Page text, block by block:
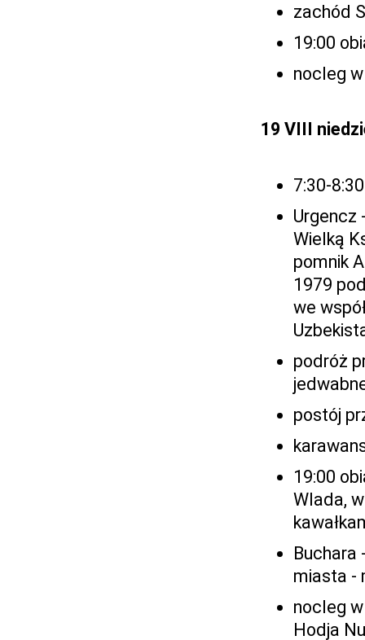
zachód
19:00
nocleg
19 VIII
7:30-
Urgencz
Wielką
pomnik
1979
we
podróż
postój
19:00
Wlada,
Buchara
miasta -
nocleg
Hodja